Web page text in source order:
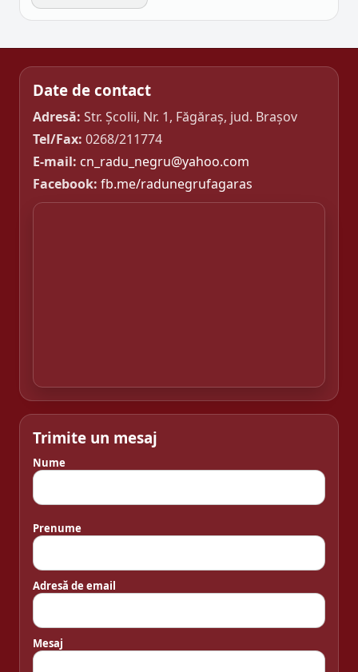
Date de contact
Adresă: Str. Școlii, Nr. 1, Făgăraș, jud. Brașov
Tel/Fax: 0268/211774
E-mail: cn_radu_negru@yahoo.com
Facebook: fb.me/radunegrufagaras
Trimite un mesaj
Nume
Prenume
Adresă de email
Mesaj